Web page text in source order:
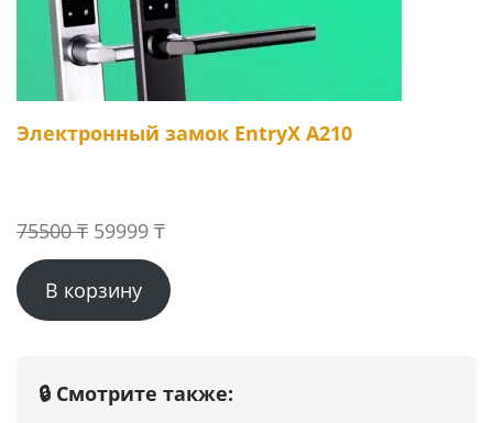
Электронный замок EntryX A210
75500₸ Первоначальная
цена
составляла
75500 ₸.
59999 ₸Текущая
59999 ₸.
В корзину
🔒 Смотрите также: